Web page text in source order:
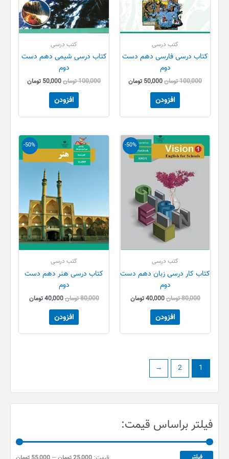
فیلتر براساس قیمت:
اا
کتب درسی
کتاب درسی فارسی دهم دست
دوم
100,000تومان50,000 تومان
افزودن
کتب درسی
کتاب درسی شیمی دهم دست
دوم
100,000تومان50,000 تومان
افزودن
-50%
کتب درسی
کتاب کار درسی زبان دهم دست
دوم
80,000تومان
قیمت
اصلی
80,000 تومان
بود.
40,000تومان
قیمت
فعلی
افزودن
-50%
کتب درسی
کتاب درسی هنر دهم دست
دوم
80,000تومان
قیمت
اصلی
80,000 تومان
بود.
40,000تومان
قیمت
فعلی
است.
افزودن
1
2
←